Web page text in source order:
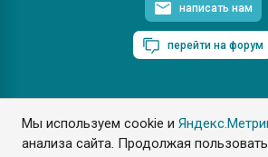
Мы используем cookie и
анализа сайта. Продолжая
написать нам
перейти на форум
ПластЭксперт © 2006. Все права
Разрешается копирование материалов